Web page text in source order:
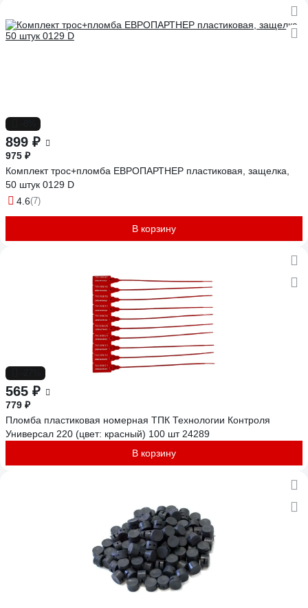
899 ₽
975 ₽
Комплект трос+пломба ЕВРОПАРТНЕР пластиковая, защелка,
50 штук 0129 D
4.6(7)
В корзину
565 ₽
779 ₽
Пломба пластиковая номерная ТПК Технологии Контроля
Универсал 220 (цвет: красный) 100 шт 24289
В корзину